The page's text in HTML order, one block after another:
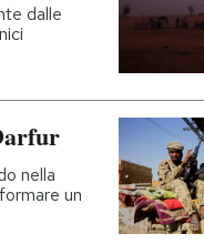
dalle
nella
un